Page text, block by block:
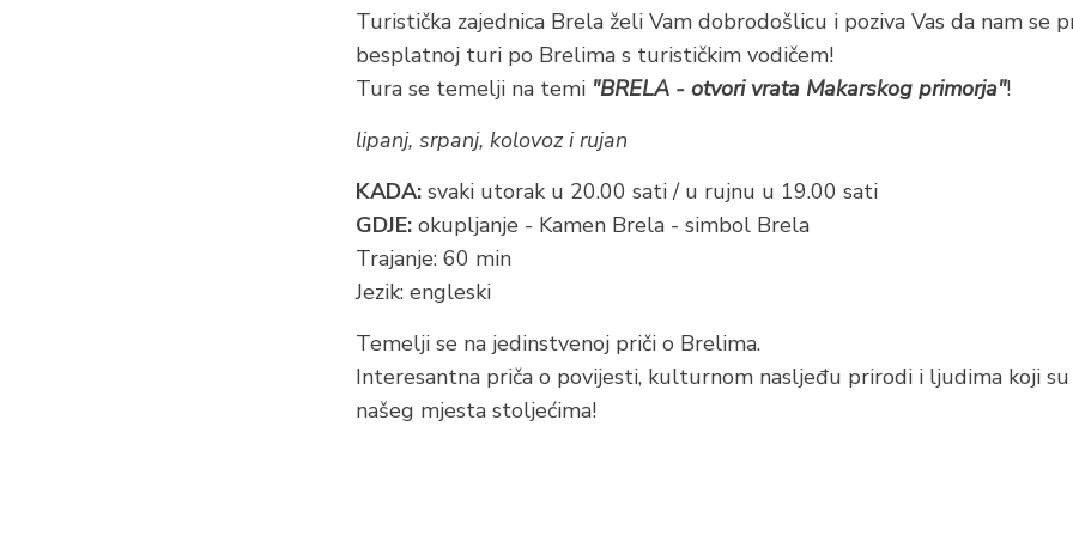
Turistička zajednica Brela želi Vam dobrodošlicu i poziva Vas da nam se
besplatnoj turi po Brelima s turističkim vodičem!
Tura se temelji na temi "BRELA - otvori vrata Makarskog primorja"!
lipanj, srpanj, kolovoz i rujan
KADA: svaki utorak u 20.00 sati / u rujnu u 19.00 sati
GDJE: okupljanje - Kamen Brela - simbol Brela
Trajanje: 60 min
Jezik: engleski
Temelji se na jedinstvenoj priči o Brelima.
Interesantna priča o povijesti, kulturnom nasljeđu prirodi i ljudima koji
našeg mjesta stoljećima!